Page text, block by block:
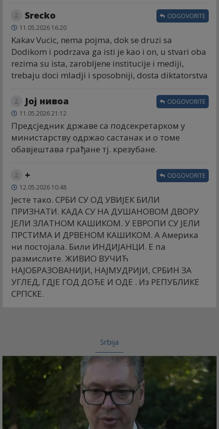
Srecko
11.05.2026 16:20
Kakav Vucic, nema pojma, dok se druzi sa
Dodikom i podrzava ga isti je kao i on, u stvari oba
rezima su ista, zarobljene institucije i mediji,
trebaju doci mladji i sposobniji, dosta diktatorstva
ODGOVORITE
Јој нивоа
11.05.2026 21:12
Предсједник државе са подсекретарком у
министарству одржао састанак и о томе
обавјештава грађане тј. крезубане.
ODGOVORITE
+
12.05.2026 10:48
Јесте тако. СРБИ СУ ОД УВИЈЕК БИЛИ
ПРИЗНАТИ. КАДА СУ НА ДУШАНОВОМ ДВОРУ
ЈЕЛИ ЗЛАТНОМ КАШИКОМ. У ЕВРОПИ СУ ЈЕЛИ
ПРСТИМА И ДРВЕНОМ КАШИКОМ. А Америка
ни постојала. Били ИНДИЈАНЦИ. Е па
размислите. ЖИВИО ВУЧИЋ
НАЈОБРАЗОВАНИЈИ, НАЈМУДРИЈИ, СРБИН ЗА
УГЛЕД, ГДЈЕ ГОД ДОЂЕ И ОДЕ . Из РЕПУБЛИКЕ
СРПСКЕ.
ODGOVORITE
Srbija